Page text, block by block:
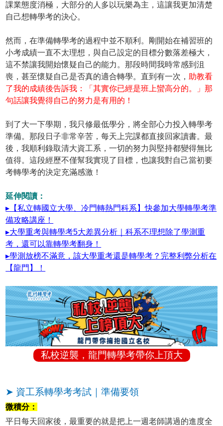
課業態度消極，大部分的人多以玩樂為主，這讓我更加清楚
自己想轉學考的決心。
然而，在準備轉學考的過程中並不順利。剛開始在補習班的
小考成績一直不太理想，與自己設定的目標分數落差極大，
這不禁讓我開始懷疑自己的能力。那段時間我時常感到沮
喪，甚至懷疑自己是否真的適合轉學。直到有一次， 助教看
了我的成績後告訴我：「其實你已經是班上蠻高分的。」那
句話讓我覺得自己的努力是有用的！
到了大一下學期，我只修最低學分，將全部心力投入轉學考
準備。那段日子非常辛苦，每天上完課都直接回家讀書。最
後，我順利錄取清大資工系，一切的努力與堅持都變得無比
值得。這段經歷不僅幫我實現了目標，也讓我對自己當初要
考轉學考的決定充滿感激！
延伸閱讀：
▸【私立轉國立大學、冷門轉熱門科系】快參加大學轉學考準
備攻略講座！
▸大學重考與轉學考5大差異分析｜科系不理想除了學測重
考，還可以靠轉學考翻身！
▸學測放榜不滿意，該大學重考還是轉學考？完整利弊分析在
【龍門】！
私校逆襲，龍門轉學考帶你上頂大
➤ 資工系轉學考考試｜準備要領
微積分：
平日每天回家後，最重要的就是把上一週老師講過的進度全